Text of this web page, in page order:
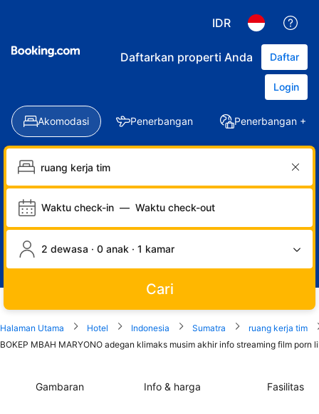
IDR
Daftarkan properti Anda Daftar
Login
Akomodasi Penerbangan Penerbangan +
Waktu check-in — Waktu check-out
2 dewasa · 0 anak · 1 kamar
Cari
Halaman Utama Hotel Indonesia Sumatra
ruang kerja tim
BOKEP MBAH MARYONO adegan klimaks musim akhir info streaming film
Gambaran Info & harga Fasilitas